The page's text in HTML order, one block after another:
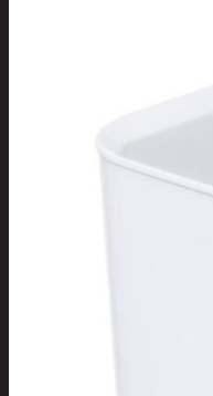
Tuotevalikoima